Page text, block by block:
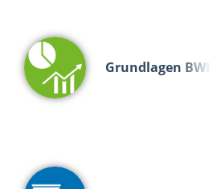
Grundlagen BWL